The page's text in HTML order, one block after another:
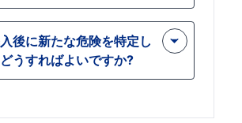
るためのノウハウを提供し、
の認定を取得すると、傷害や
防について職場の他の従業員
きるようになり、プログラム
トを組織全体に広げることが
後に新たな危険を特定し
うすればよいですか?